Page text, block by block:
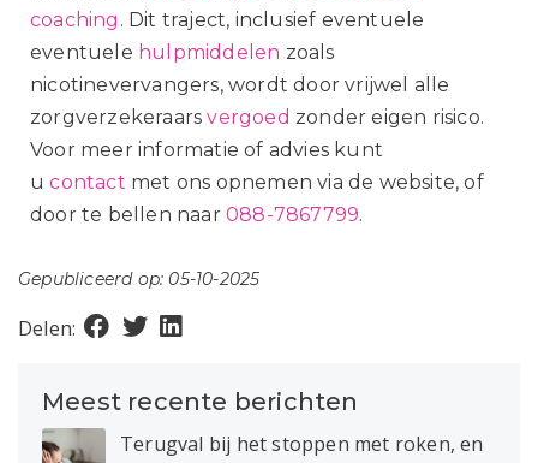
coaching . Dit traject, inclusief eventuele
eventuele hulpmiddelen zoals
nicotinevervangers, wordt door vrijwel alle
zorgverzekeraarsvergoed zonder eigen risico.
Voor meer informatie of advies kunt
ucontact met ons opnemen via de website, of
door te bellen naar 088-7867799.
Gepubliceerd op: 05-10-2025
Delen:
Meest recente berichten
Terugval bij het stoppen met roken, en